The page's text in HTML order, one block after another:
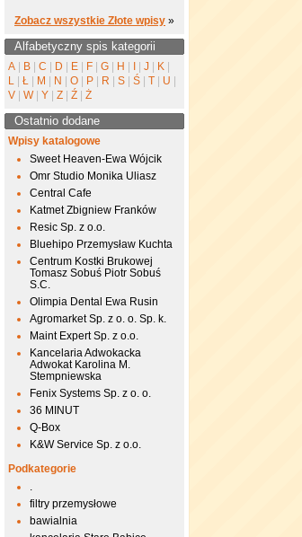
Zobacz wszystkie Złote wpisy »
Alfabetyczny spis kategorii
A B C D E F G H J K
L
Ł M N O P R S Ś T U
V
W Y Z Ź Ż
Ostatnio dodane
Wpisy katalogowe
Sweet Heaven-Ewa Wójcik
Omr Studio Monika Uliasz
Central Cafe
Katmet Zbigniew Franków
Resic Sp. z o.o.
Bluehipo Przemysław Kuchta
Centrum Kostki Brukowej
Tomasz Sobuś Piotr Sobuś
S.C.
Olimpia Dental Ewa Rusin
Agromarket Sp. z o. o. Sp. k.
Maint Expert Sp. z o.o.
Kancelaria Adwokacka
Adwokat Karolina M.
Stempniewska
Fenix Systems Sp. z o. o.
36 MINUT
Q-Box
K&W Service Sp. z o.o.
Podkategorie
.
filtry przemysłowe
bawialnia